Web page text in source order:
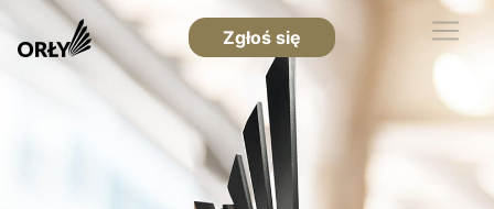
Zgłoś się